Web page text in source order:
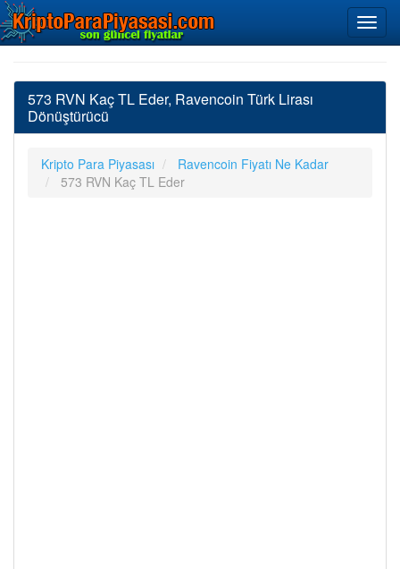
573 RVN Kaç TL Eder, Ravencoin Türk Lirası
Dönüştürücü
Kripto Para Piyasası
Ravencoin Fiyatı Ne Kadar
573 RVN Kaç TL Eder